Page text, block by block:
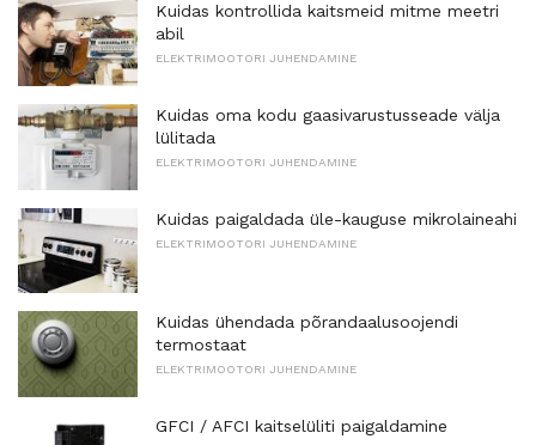
Kuidas kontrollida kaitsmeid mitme meetri
abil
ELEKTRIMOOTORI JUHENDAMINE
Kuidas oma kodu gaasivarustusseade välja
lülitada
ELEKTRIMOOTORI JUHENDAMINE
Kuidas paigaldada üle-kauguse mikrolaineahi
ELEKTRIMOOTORI JUHENDAMINE
Kuidas ühendada põrandaalusoojendi
termostaat
ELEKTRIMOOTORI JUHENDAMINE
GFCI / AFCI kaitselüliti paigaldamine